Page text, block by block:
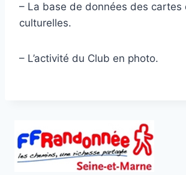
– La base de données des cartes
culturelles.
– L’activité du Club en photo.